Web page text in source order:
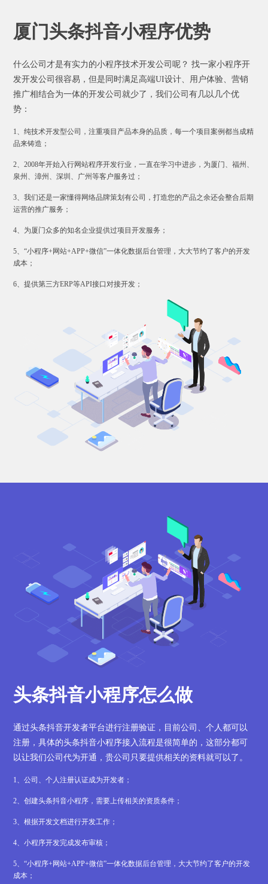
厦门头条抖音小程序优势
什么公司才是有实力的小程序技术开发公司呢？ 找一家小程序开
发开发公司很容易，但是同时满足高端UI设计、用户体验、营销
推广相结合为一体的开发公司就少了，我们公司有几以几个优
势：
1、纯技术开发型公司，注重项目产品本身的品质，每一个项目案例都当成精
品来铸造；
2、2008年开始入行网站程序开发行业，一直在学习中进步，为厦门、福州、
泉州、漳州、深圳、广州等客户服务过；
3、我们还是一家懂得网络品牌策划有公司，打造您的产品之余还会整合后期
运营的推广服务；
4、为厦门众多的知名企业提供过项目开发服务；
5、“小程序+网站+APP+微信”一体化数据后台管理，大大节约了客户的开发
成本；
6、提供第三方ERP等API接口对接开发；
头条抖音小程序怎么做
通过头条抖音开发者平台进行注册验证，目前公司、个人都可以
注册，具体的头条抖音小程序接入流程是很简单的，这部分都可
以让我们公司代为开通，贵公司只要提供相关的资料就可以了。
1、公司、个人注册认证成为开发者；
2、创建头条抖音小程序，需要上传相关的资质条件；
3、根据开发文档进行开发工作；
4、小程序开发完成发布审核；
5、“小程序+网站+APP+微信”一体化数据后台管理，大大节约了客户的开发
成本；